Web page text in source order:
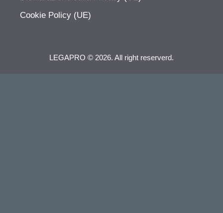
Cookie Policy (UE)
LEGAPRO © 2026. All right reserverd.